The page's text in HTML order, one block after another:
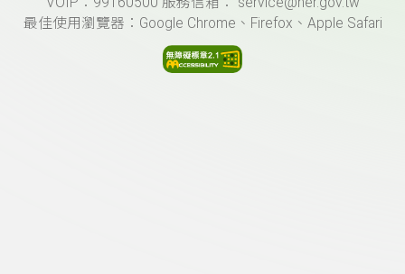
最佳使用瀏覽器：Google Chrome、Firefox、Apple Safari